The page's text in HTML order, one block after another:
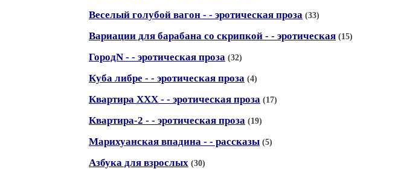
Веселый голубой вагон - - эротическая проза (33)
Вариации для барабана со скрипкой - - эротическая (15)
ГородN - - эротическая проза (32)
Куба либре - - эротическая проза (4)
Квартира ХХХ - - эротическая проза (17)
Квартира-2 - - эротическая проза (19)
Марихуанская впадина - - рассказы (5)
Азбука для взрослых (30)